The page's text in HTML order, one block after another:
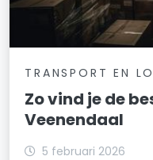
TRANSPORT EN
Zo vind je de
Veenendaal
5 februari 2026